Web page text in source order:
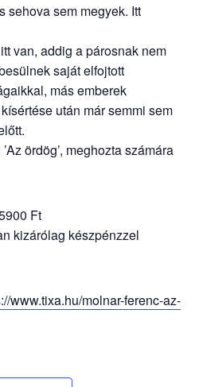
sehova sem megyek. Itt
van, addig a párosnak nem
saját elfojtott
más emberek
után már semmi sem
ördög’, meghozta számára
Ft
kizárólag készpénzzel
www.tixa.hu/molnar-ferenc-az-